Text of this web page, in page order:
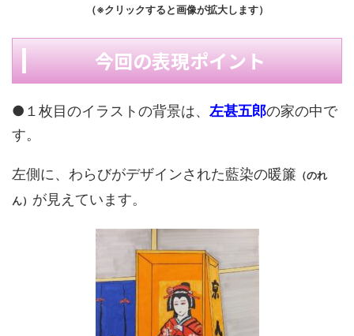
（※クリックすると画像が拡大します）
今回の表現ポイント
●１枚目のイラストの背景は、 左甚五郎の家の中で
す。
左側に、わらびがデザインされた藍染の暖簾 （のれ
ん） が見えています。